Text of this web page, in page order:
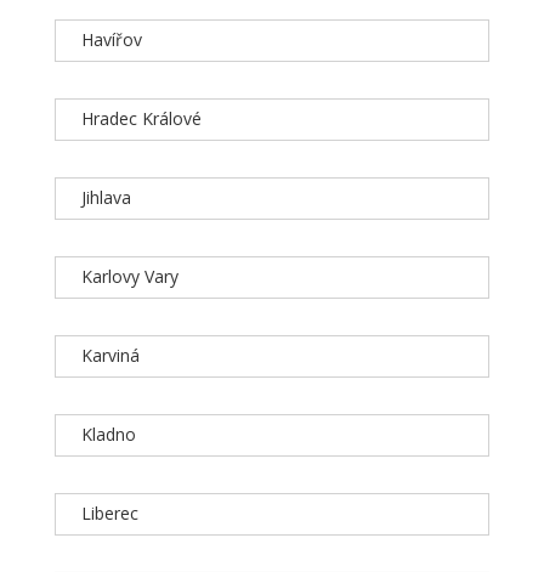
Havířov
Hradec Králové
Jihlava
Karlovy Vary
Karviná
Kladno
Liberec